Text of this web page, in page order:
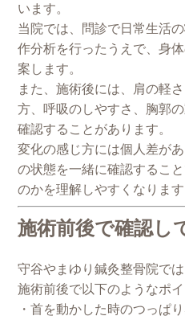
います。
当院では、問診で日常生活
作分析を行ったうえで、身
案します。
また、施術後には、肩の軽
方、呼吸のしやすさ、胸郭
確認することがあります。
変化の感じ方には個人差が
の状態を一緒に確認するこ
のかを理解しやすくなります
施術前後で確認し
守谷やまゆり鍼灸整骨院で
施術前後で以下のようなポ
・首を動かした時のつっぱ